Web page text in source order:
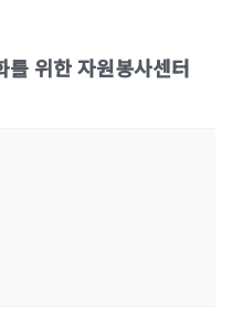
위한 자원봉사센터